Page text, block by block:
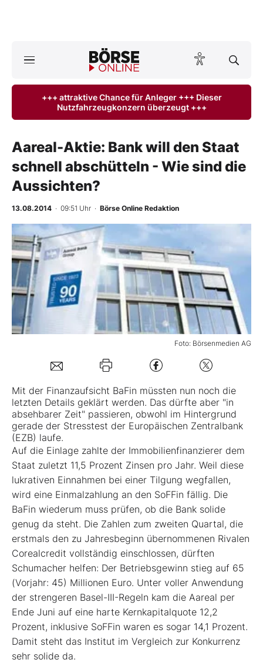
Anlageprodukte
Finanz-Check
Abo & Shop
Experten
Mein B:O
Mein Konto
Folgen Sie uns
+++ attraktive Chance für Anleger +++ Dieser
Nutzfahrzeugkonzern überzeugt +++
Aareal-Aktie: Bank will den Staat
schnell abschütteln - Wie sind die
Aussichten?
13.08.2014 · 09:51 Uhr · Börse Online Redaktion
Foto: Börsenmedien AG
-%
Mit der Finanzaufsicht BaFin müssten nun noch die
letzten Details geklärt werden. Das dürfte aber "in
absehbarer Zeit" passieren, obwohl im Hintergrund
gerade der Stresstest der Europäischen Zentralbank
(EZB) laufe.
Auf die Einlage zahlte der Immobilienfinanzierer dem
Staat zuletzt 11,5 Prozent Zinsen pro Jahr. Weil diese
lukrativen Einnahmen bei einer Tilgung wegfallen,
wird eine Einmalzahlung an den SoFFin fällig. Die
BaFin wiederum muss prüfen, ob die Bank solide
genug da steht. Die Zahlen zum zweiten Quartal, die
erstmals den zu Jahresbeginn übernommenen Rivalen
Corealcredit vollständig einschlossen, dürften
Schumacher helfen: Der Betriebsgewinn stieg auf 65
(Vorjahr: 45) Millionen Euro. Unter voller Anwendung
der strengeren Basel-III-Regeln kam die Aareal per
Ende Juni auf eine harte Kernkapitalquote 12,2
Prozent, inklusive SoFFin waren es sogar 14,1 Prozent.
Damit steht das Institut im Vergleich zur Konkurrenz
sehr solide da.